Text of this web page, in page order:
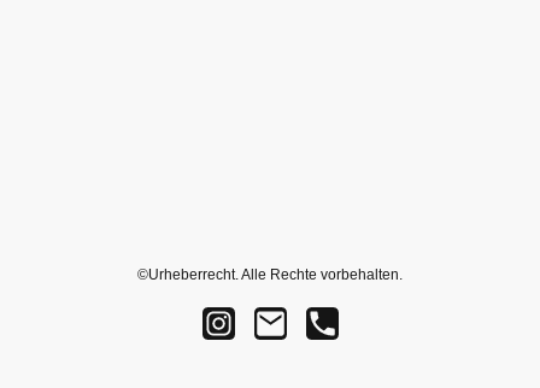
©Urheberrecht. Alle Rechte vorbehalten.